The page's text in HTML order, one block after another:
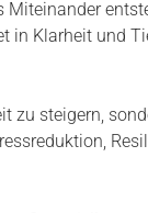
Miteinander
in Klarheit und
zu steigern,